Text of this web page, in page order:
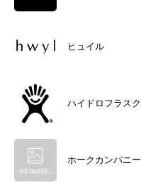
ヒュイル
ハイドロフラスク
ホークカンパニー